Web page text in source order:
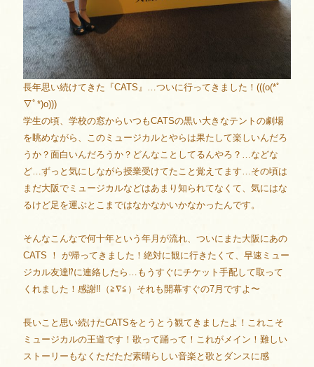
長年思い続けてきた『CATS』…ついに行ってきました！(((o(*ﾟ
▽ﾟ*)o)))
学生の頃、学校の窓からいつもCATSの黒い大きなテントの劇場
を眺めながら、このミュージカルとやらは果たして楽しいんだろ
うか？面白いんだろうか？どんなことしてるんやろ？…などな
ど…ずっと気にしながら授業受けてたこと覚えてます…その頃は
まだ大阪でミュージカルなどはあまり知られてなくて、気にはな
るけど足を運ぶとこまではなかなかいかなかったんです。
そんなこんなで何十年という年月が流れ、ついにまた大阪にあの
CATS ！ が帰ってきました！絶対に観に行きたくて、早速ミュー
ジカル友達⁉︎に連絡したら…もうすぐにチケット手配して取って
くれました！感謝‼︎（≧∇≦）それも開幕すぐの7月ですよ〜
長いこと思い続けたCATSをとうとう観てきましたよ！これこそ
ミュージカルの王道です！歌って踊って！これがメイン！難しい
ストーリーもなくただただ素晴らしい音楽と歌とダンスに感